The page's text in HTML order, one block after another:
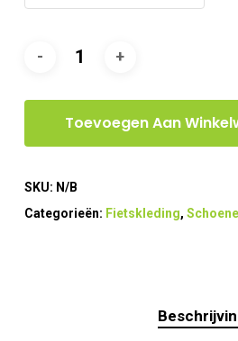
Toevoegen Aan
SKU: N/B
Categorieën: Fietskleding,